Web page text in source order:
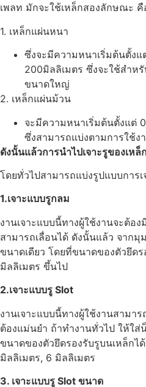
เพลท มักจะใช้เหล็กสองลักษณะ คื
1. เหล็กแผ่นหนา
ซึ่งจะมีความหนาเริ่มต้นตั้งแ
200มิลลิเมตร ซึ่งจะใช้สำห
ขนาดใหญ่
2. เหล็กแผ่นม้วน
จะมีความหนาเริ่มต้นตั้งแต่
ซึ่งสามารถแบ่งตามการใช้ง
ดังนั้นแล้วการนำไปเจาะรูของเห
โดยทั่วไปสามารถแบ่งรูปแบบการ
1.เจาะแบบรูกลม
งานเจาะแบบนี้ทางผู้ใช้งานจะต้อ
สามารถเลื่อนได้ ดังนั้นแล้ว จาก
ขนาดเดียว โดยที่ขนาดของตัวยึด
มิลลิเมตร ขึ้นไป
2.เจาะแบบรู Slot
งานเจาะแบบนี้ทางผู้ใช้งานสามา
ต้องแม่นยำ ถ้าทำงานทั่วไป ให้ใ
ขนาดของตัวยึดรองรับรูบนเหล็กไ
มิลลิเมตร, 6 มิลลิเมตร
3. เจาะแบบรู Slot ขนาด